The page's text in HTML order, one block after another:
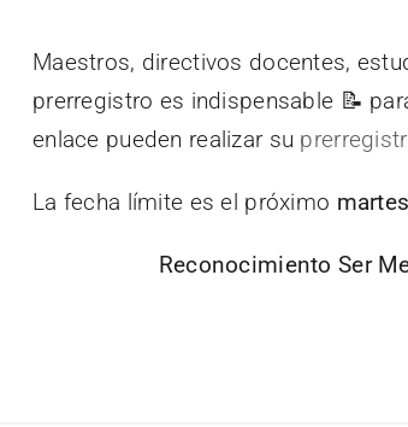
Maestros, directivos docentes,
prerregistro es indispensable 📝
enlace pueden realizar su
La fecha límite es el próximo
Reconocimiento Ser